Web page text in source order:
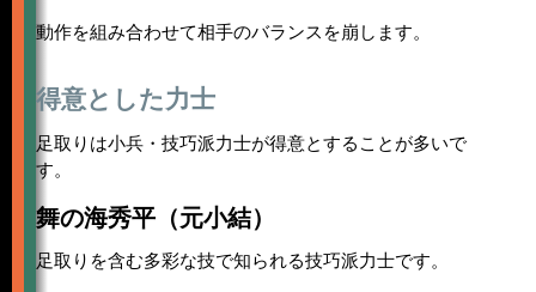
動作を組み合わせて相手のバランスを崩します。
得意とした力士
足取りは小兵・技巧派力士が得意とすることが多いで
す。
舞の海秀平（元小結）
足取りを含む多彩な技で知られる技巧派力士です。